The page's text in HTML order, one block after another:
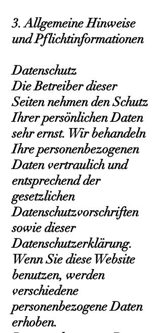
3. Allgemeine Hinweise
und Pflichtinformationen
Datenschutz
Die Betreiber dieser
Seiten nehmen den Schutz
Ihrer persönlichen Daten
sehr ernst. Wir behandeln
Ihre personenbezogenen
Daten vertraulich und
entsprechend der
gesetzlichen
Datenschutzvorschriften
sowie dieser
Datenschutzerklärung.
Wenn Sie diese Website
benutzen, werden
verschiedene
personenbezogene Daten
erhoben.